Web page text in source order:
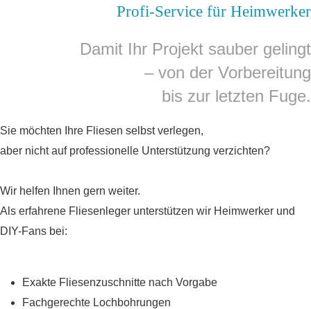
Profi-Service für Heimwerker
Damit Ihr Projekt sauber gelingt
– von der Vorbereitung
bis zur letzten Fuge.
Sie möchten Ihre Fliesen selbst verlegen,
aber nicht auf professionelle Unterstützung verzichten?
Wir helfen Ihnen gern weiter.
Als erfahrene Fliesenleger unterstützen wir Heimwerker und
DIY-Fans bei:
Exakte Fliesenzuschnitte nach Vorgabe
Fachgerechte Lochbohrungen